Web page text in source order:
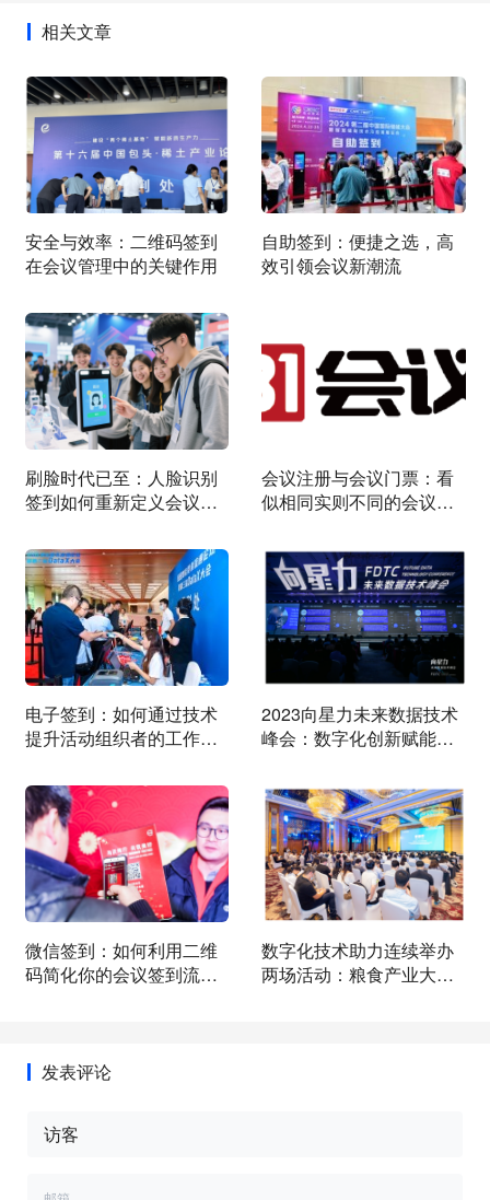
相关文章
安全与效率：二维码签到
在会议管理中的关键作用
自助签到：便捷之选，高
效引领会议新潮流
刷脸时代已至：人脸识别
签到如何重新定义会议效
会议注册与会议门票：看
似相同实则不同的会议参
电子签到：如何通过技术
提升活动组织者的工作效
2023向星力未来数据技术
峰会：数字化创新赋能现
微信签到：如何利用二维
码简化你的会议签到流
数字化技术助力连续举办
两场活动：粮食产业大会
发表评论